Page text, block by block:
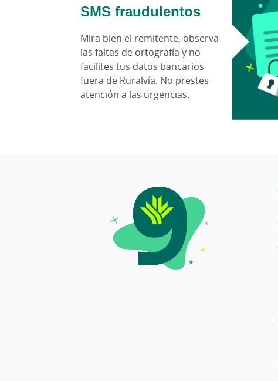
SMS fraudulentos
Mira bien el remitente, observa
las faltas de ortografía y no
facilites tus datos bancarios
fuera de Ruralvía. No prestes
atención a las urgencias.